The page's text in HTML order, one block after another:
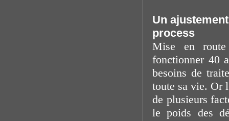
Un
process
Mise en
fonctionner 40
besoins de
toute sa vie. Or
de plusieurs
le poids des